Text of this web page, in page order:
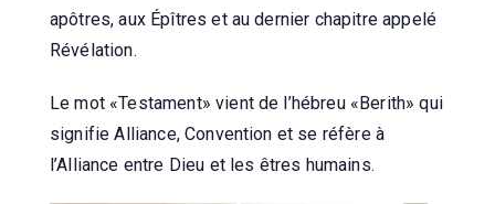
apôtres, aux Épîtres et au dernier chapitre appelé
Révélation.
Le mot «Testament» vient de l’hébreu «Berith» qui
signifie Alliance, Convention et se réfère à
l’Alliance entre Dieu et les êtres humains.